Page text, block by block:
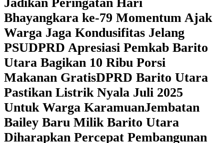
Bhayangkara ke-79 Momentum Ajak
Warga Jaga Kondusifitas Jelang
PSUDPRD Apresiasi Pemkab Barito
Utara Bagikan 10 Ribu Porsi
Makanan GratisDPRD Barito Utara
Pastikan Listrik Nyala Juli 2025
Untuk Warga KaramuanJembatan
Bailey Baru Milik Barito Utara
Diharapkan Percepat Pembangunan